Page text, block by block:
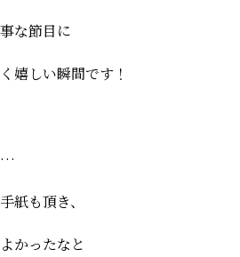
な節目に
嬉しい瞬間です！
…
紙も頂き、
かったなと